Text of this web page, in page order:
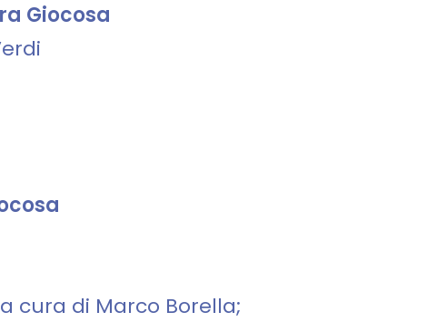
Giocosa
cura di Marco Borella;